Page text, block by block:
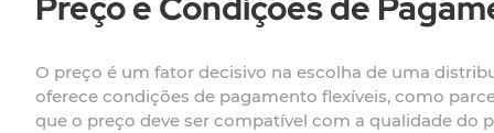
O preço é um fator decisivo na escolha de uma
oferece condições de pagamento flexíveis, como
que o preço deve ser compatível com a qualidade